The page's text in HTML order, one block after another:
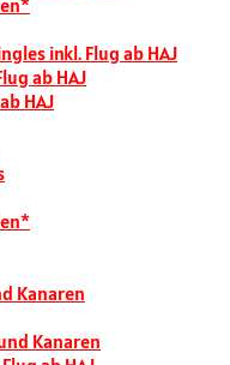
inkl. Flug ab HAJ
ab HAJ
HAJ
Kanaren
Kanaren